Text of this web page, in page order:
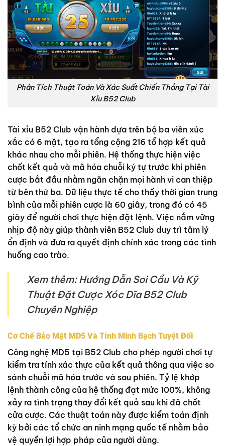
Phân Tích Thuật Toán Và Xác Suất Chiến Thắng Tại Tài
Xỉu B52 Club
Tài xỉu B52 Club vận hành dựa trên bộ ba viên xúc
xắc có 6 mặt, tạo ra tổng cộng 216 tổ hợp kết quả
khác nhau cho mỗi phiên. Hệ thống thực hiện việc
chốt kết quả và mã hóa chuỗi ký tự trước khi phiên
cược bắt đầu nhằm ngăn chặn mọi hành vi can thiệp
từ bên thứ ba. Dữ liệu thực tế cho thấy thời gian trung
bình của mỗi phiên cược là 60 giây, trong đó có 45
giây để người chơi thực hiện đặt lệnh. Việc nắm vững
nhịp độ này giúp thành viên B52 Club duy trì tâm lý
ổn định và đưa ra quyết định chính xác trong các tình
huống cao trào.
Xem thêm:Hướng Dẫn Soi Cầu Và Kỹ
Thuật Đặt Cược Xóc Dĩa B52 Club
Chuyên Nghiệp
Cơ Chế Bảo Mật MD5 Và Tính Minh Bạch Tuyệt Đối
Công nghệ MD5 tại B52 Club cho phép người chơi tự
kiểm tra tính xác thực của kết quả thông qua việc so
sánh chuỗi mã hóa trước và sau phiên. Tỷ lệ khớp
lệnh thành công của hệ thống đạt mức 100%, không
xảy ra tình trạng thay đổi kết quả sau khi đã chốt
cửa cược. Các thuật toán này được kiểm toán định
kỳ bởi các tổ chức an ninh mạng quốc tế nhằm bảo
vệ quyền lợi hợp pháp của người dùng.